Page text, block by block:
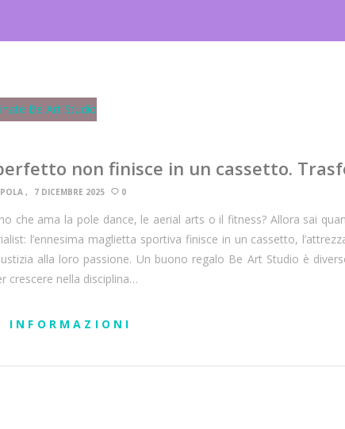
non finisce in un cassetto.
7 DICEMBRE 2025 0
che ama la pole dance, le aerial arts o il fitness? Allora sai
l’ennesima maglietta sportiva finisce in un cassetto,
alla loro passione. Un buono regalo Be Art Studio è
crescere nella disciplina…
INFORMAZIONI